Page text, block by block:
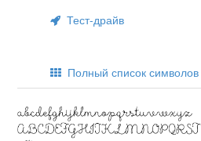
Тест-драйв
Полный список символов